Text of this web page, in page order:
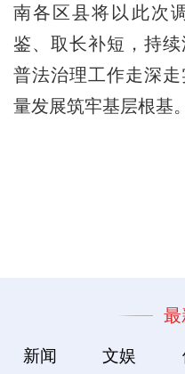
南各区县将以此次
鉴、取长补短，持
普法治理工作走深
量发展筑牢基层根基。
最
新闻 文娱